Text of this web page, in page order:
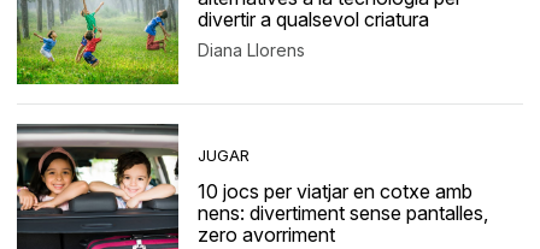
divertir a qualsevol criatura
Diana Llorens
JUGAR
10 jocs per viatjar en cotxe amb
nens: divertiment sense pantalles,
zero avorriment